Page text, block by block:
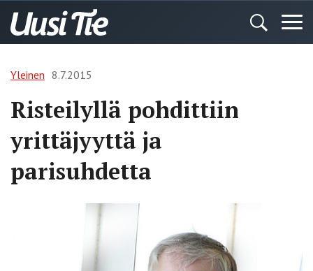
Yleinen 8.7.2015
Risteilyllä pohdittiin
yrittäjyyttä ja
parisuhdetta